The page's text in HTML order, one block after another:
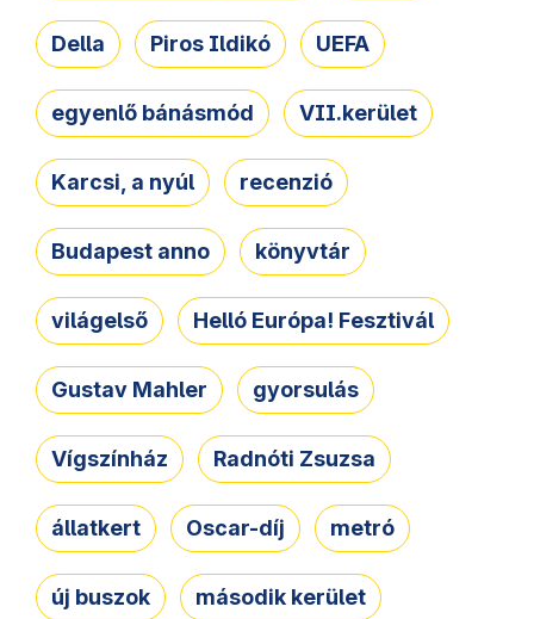
Della Piros Ildikó UEFA
egyenlő bánásmód VII.kerület
Karcsi, a nyúl recenzió
Budapest anno könyvtár
világelső Helló Európa! Fesztivál
Gustav Mahler gyorsulás
Vígszínház Radnóti Zsuzsa
állatkert Oscar-díj metró
új buszok második kerület